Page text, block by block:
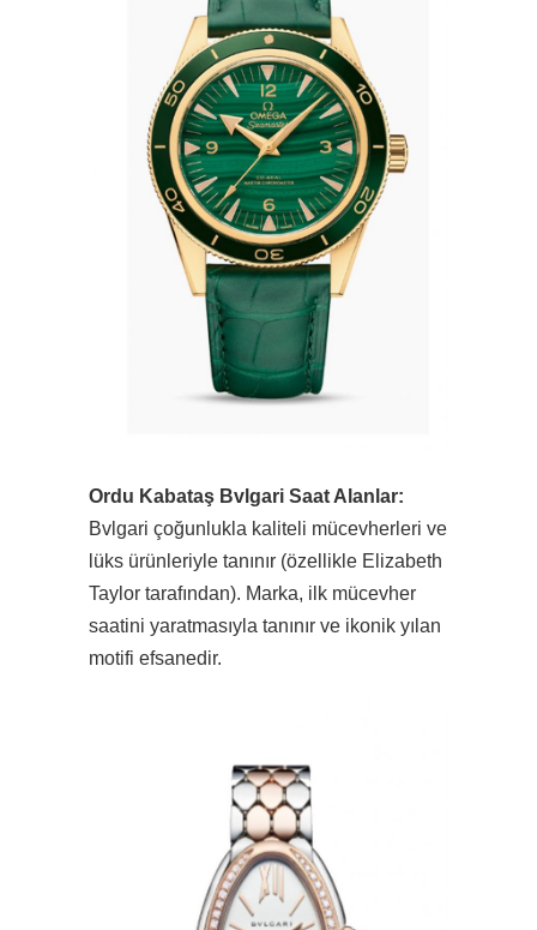
Ordu Kabataş Bvlgari Saat Alanlar:
Bvlgari çoğunlukla kaliteli mücevherleri ve
lüks ürünleriyle tanınır (özellikle Elizabeth
Taylor tarafından). Marka, ilk mücevher
saatini yaratmasıyla tanınır ve ikonik yılan
motifi efsanedir.